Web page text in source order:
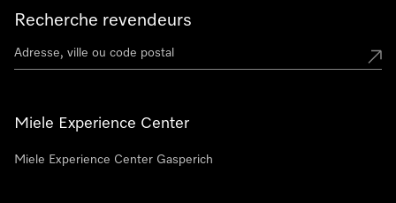
Recherche revendeurs
Miele Experience Center
Miele Experience Center Gasperich